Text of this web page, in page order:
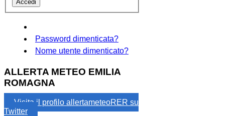
Password dimenticata?
Nome utente dimenticato?
ALLERTA METEO EMILIA
ROMAGNA
Visita il profilo allertameteoRER su
Twitter